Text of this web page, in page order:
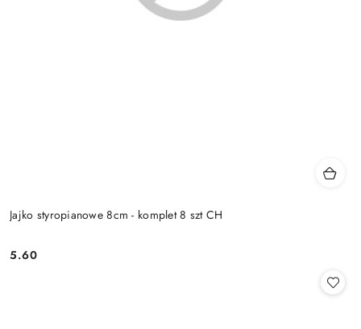
Jajko styropianowe 8cm - komplet 8 szt CH
Cena:
5.60